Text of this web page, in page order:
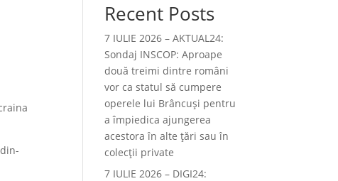
Recent Posts
7 IULIE 2026 – AKTUAL24:
Sondaj INSCOP: Aproape
două treimi dintre români
vor ca statul să cumpere
operele lui Brâncuşi pentru
a împiedica ajungerea
acestora în alte ţări sau în
colecţii private
7 IULIE 2026 – DIGI24: